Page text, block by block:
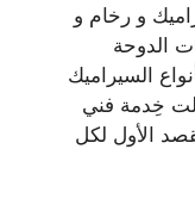
و رخام و
الدوحة
السيراميك
خِدمة فني
الأول لكل